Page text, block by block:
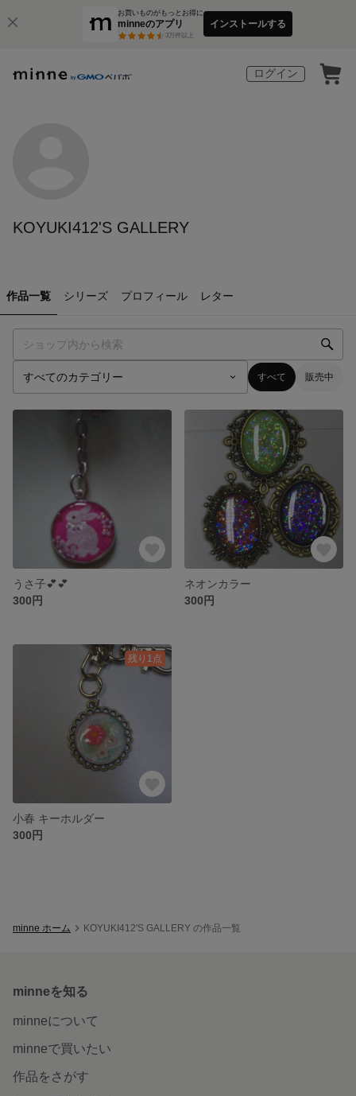
お買いものがもっとお得に
minneのアプリ
3万件以上
インストールする
ログイン
KOYUKI412'S GALLERY
作品一覧 シリーズ プロフィール レター
すべて 販売中
うさ子💕💕
300円
ネオンカラー
300円
残り1点
小春 キーホルダー
300円
minne ホーム KOYUKI412'S GALLERY の作品一覧
minneを知る
minneについて
minneで買いたい
作品をさがす